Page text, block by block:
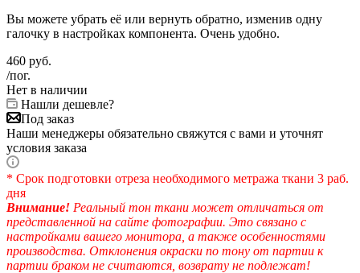
Вы можете убрать её или вернуть обратно, изменив одну
галочку в настройках компонента. Очень удобно.
460 руб.
/пог.
Нет в наличии
Нашли дешевле?
Под заказ
Наши менеджеры обязательно свяжутся с вами и уточнят
условия заказа
* Срок подготовки отреза необходимого метража ткани 3 раб.
дня
Внимание! Реальный тон ткани может отличаться от
представленной на сайте фотографии. Это связано с
настройками вашего монитора, а также особенностями
производства. Отклонения окраски по тону от партии к
партии браком не считаются, возврату не подлежат!